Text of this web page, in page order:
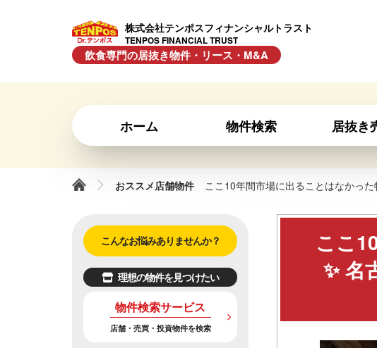
株式会社テンポスフィナンシャルトラスト
TENPOS FINANCIAL TRUST
飲食専門の居抜き物件・リース・M&A
ホーム 物件検索 居抜き
おススメ店舗物件 ここ10年間市場に出ることはなかっ
ここ
✨ 名
こんなお悩みありませんか？
理想の物件を見つけたい
物件検索サービス
店舗・売買・投資物件を検索